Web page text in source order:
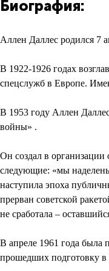
Биография:
Аллен Даллес родился 7
В 1922-1926 годах
спецслужб в Европе.
В 1953 году Аллен
войны» .
Он создал в
следующие: «мы
наступила эпоха
прерван советской
не сработала –
В апреле 1961 года была
прошедших подготовку в